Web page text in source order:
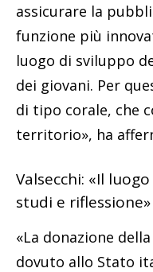
assicurare la
funzione più
luogo di sviluppo
dei giovani. Per
di tipo corale, che
territorio», ha
Valsecchi: «Il
studi e riflessione»
«La donazione
dovuto allo Stato